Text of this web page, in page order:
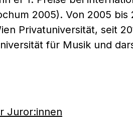
2005). Von 2005
Privatuniversität, seit
für Musik und
Juror:innen